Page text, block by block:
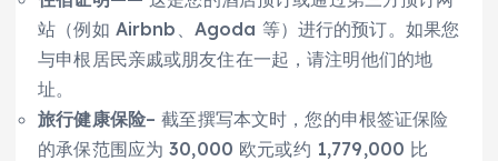
站（例如 Airbnb、Agoda 等）进行的预订。如果您
与申根居民亲戚或朋友住在一起，请注明他们的地
址。
旅行健康保险– 截至撰写本文时，您的申根签证保险
的承保范围应为 30,000 欧元或约 1,779,000 比